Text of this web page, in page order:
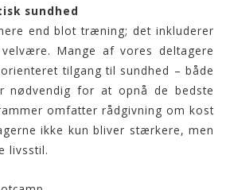
sundhed
end blot træning; det inkluderer
Mange af vores deltagere
tilgang til sundhed – både
nødvendig for at opnå de bedste
omfatter rådgivning om kost
ikke kun bliver stærkere, men
livsstil.